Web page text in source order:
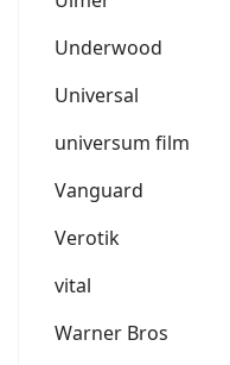
Underwood
Universal
universum film
Vanguard
Verotik
vital
Warner Bros